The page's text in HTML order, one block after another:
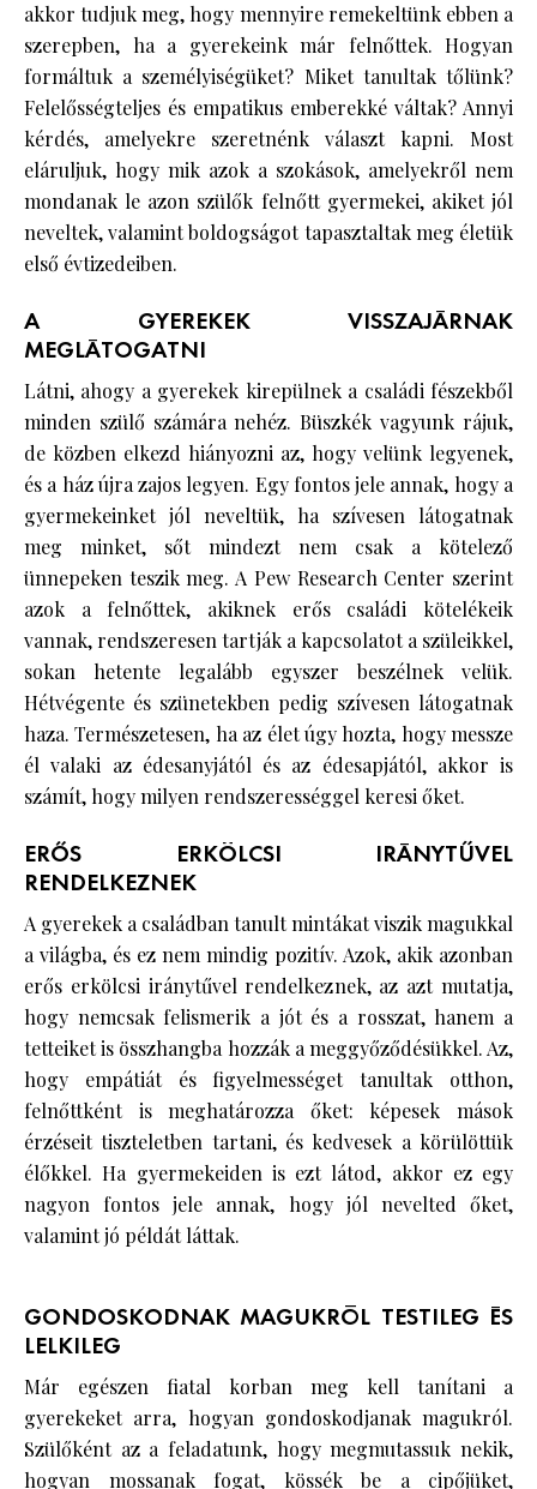
akkor tudjuk meg, hogy mennyire remekeltünk ebben a
szerepben, ha a gyerekeink már felnőttek. Hogyan
formáltuk a személyiségüket? Miket tanultak tőlünk?
Felelősségteljes és empatikus emberekké váltak? Annyi
kérdés, amelyekre szeretnénk választ kapni. Most
eláruljuk, hogy mik azok a szokások, amelyekről nem
mondanak le azon szülők felnőtt gyermekei, akiket jól
neveltek, valamint boldogságot tapasztaltak meg életük
első évtizedeiben.
A GYEREKEK VISSZAJÁRNAK
MEGLÁTOGATNI
Látni, ahogy a gyerekek kirepülnek a családi fészekből
minden szülő számára nehéz. Büszkék vagyunk rájuk,
de közben elkezd hiányozni az, hogy velünk legyenek,
és a ház újra zajos legyen. Egy fontos jele annak, hogy a
gyermekeinket jól neveltük, ha szívesen látogatnak
meg minket, sőt mindezt nem csak a kötelező
ünnepeken teszik meg. A Pew Research Center szerint
azok a felnőttek, akiknek erős családi kötelékeik
vannak, rendszeresen tartják a kapcsolatot a szüleikkel,
sokan hetente legalább egyszer beszélnek velük.
Hétvégente és szünetekben pedig szívesen látogatnak
haza. Természetesen, ha az élet úgy hozta, hogy messze
él valaki az édesanyjától és az édesapjától, akkor is
számít, hogy milyen rendszerességgel keresi őket.
ERŐS ERKÖLCSI IRÁNYTŰVEL
RENDELKEZNEK
A gyerekek a családban tanult mintákat viszik magukkal
a világba, és ez nem mindig pozitív. Azok, akik azonban
erős erkölcsi iránytűvel rendelkeznek, az azt mutatja,
hogy nemcsak felismerik a jót és a rosszat, hanem a
tetteiket is összhangba hozzák a meggyőződésükkel. Az,
hogy empátiát és figyelmességet tanultak otthon,
felnőttként is meghatározza őket: képesek mások
érzéseit tiszteletben tartani, és kedvesek a körülöttük
élőkkel. Ha gyermekeiden is ezt látod, akkor ez egy
nagyon fontos jele annak, hogy jól nevelted őket,
valamint jó példát láttak.
GONDOSKODNAK MAGUKRÓL TESTILEG ÉS
LELKILEG
Már egészen fiatal korban meg kell tanítani a
gyerekeket arra, hogyan gondoskodjanak magukról.
Szülőként az a feladatunk, hogy megmutassuk nekik,
hogyan mossanak fogat, kössék be a cipőjüket,